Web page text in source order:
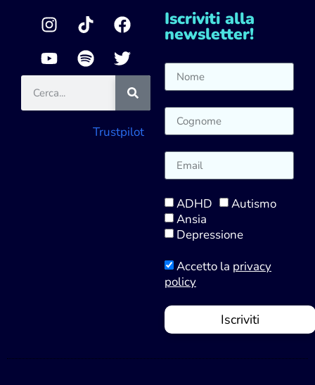
Trustpilot
Iscriviti alla
newsletter!
ADHD
Autismo
Ansia
Depressione
Accetto la privacy
policy
Iscriviti